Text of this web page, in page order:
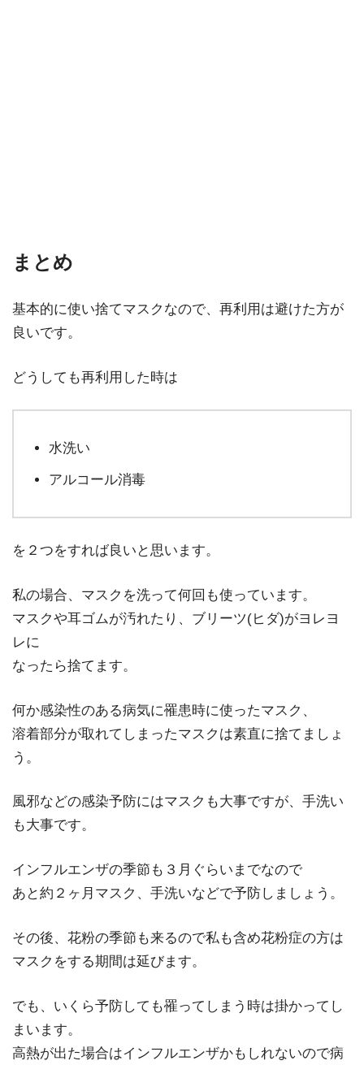
まとめ
基本的に使い捨てマスクなので、再利用は避けた方が
良いです。
どうしても再利用した時は
水洗い
アルコール消毒
を２つをすれば良いと思います。
私の場合、マスクを洗って何回も使っています。
マスクや耳ゴムが汚れたり、ブリーツ(ヒダ)がヨレヨ
レに
なったら捨てます。
何か感染性のある病気に罹患時に使ったマスク、
溶着部分が取れてしまったマスクは素直に捨てましょ
う。
風邪などの感染予防にはマスクも大事ですが、手洗い
も大事です。
インフルエンザの季節も３月ぐらいまでなので
あと約２ヶ月マスク、手洗いなどで予防しましょう。
その後、花粉の季節も来るので私も含め花粉症の方は
マスクをする期間は延びます。
でも、いくら予防しても罹ってしまう時は掛かってし
まいます。
高熱が出た場合はインフルエンザかもしれないので病